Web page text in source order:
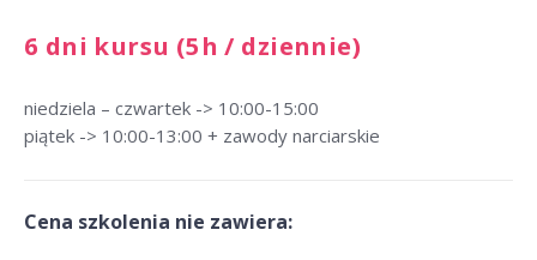
6 dni kursu (5h / dziennie)
niedziela – czwartek -> 10:00-15:00
piątek -> 10:00-13:00 + zawody narciarskie
Cena szkolenia nie zawiera: